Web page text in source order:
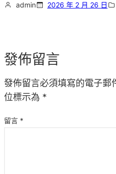
admin 2026 年 2 月 26 日
發佈留言
發佈留言必須填寫的電子郵
位標示為 *
留言 *